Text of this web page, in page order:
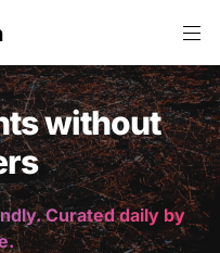
without
Curated daily by